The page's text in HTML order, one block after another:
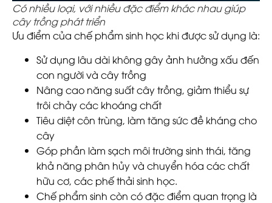
Có nhiều loại, với nhiều đặc điểm khác nhau giúp
cây trồng phát triển
Ưu điểm của chế phẩm sinh học khi được sử dụng là:
Sử dụng lâu dài không gây ảnh hưởng xấu đến
con người và cây trồng
Nâng cao năng suất cây trồng, giảm thiểu sự
trôi chảy các khoáng chất
Tiêu diệt côn trùng, làm tăng sức đề kháng cho
cây
Góp phần làm sạch môi trường sinh thái, tăng
khả năng phân hủy và chuyển hóa các chất
hữu cơ, các phế thải sinh học.
Chế phẩm sinh còn có đặc điểm quan trọng là